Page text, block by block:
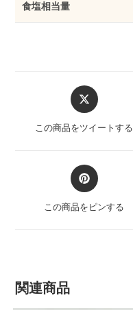
食塩相当量
この商品をツイートする
この商品をピンする
関連商品